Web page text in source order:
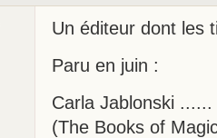
Un éditeur dont les
Paru en juin :
Carla Jablonski
(The Books of